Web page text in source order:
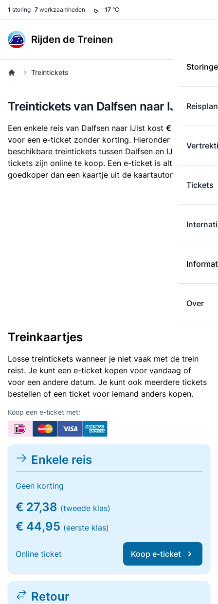
1 storing 7 werkzaamheden 17 °C
Rijden de Treinen
Tickets
Over
Treintickets
Treintickets van Dalfsen naar IJlst
Een enkele reis van Dalfsen naar IJlst kost € 27,38
voor een e-ticket zonder korting. Hieronder staan alle
beschikbare treintickets tussen Dalfsen en IJlst. Deze
tickets zijn online te koop. Een e-ticket is altijd
goedkoper dan een kaartje uit de kaartautomaat.
Treinkaartjes
Losse treintickets wanneer je niet vaak met de trein
reist. Je kunt een e-ticket kopen voor vandaag of
voor een andere datum. Je kunt ook meerdere tickets
bestellen of een ticket voor iemand anders kopen.
Koop een e-ticket met:
Enkele reis
Geen korting
€ 27,38 (tweede klas)
€ 44,95 (eerste klas)
Online ticket Koop e-ticket
Retour